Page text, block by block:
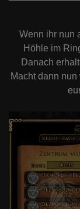
Wenn ihr nun
Höhle im
Danach
Macht dann